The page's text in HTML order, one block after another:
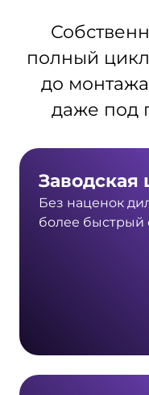
полный
до
даже под
Заводская
Без наценок
более быстрый